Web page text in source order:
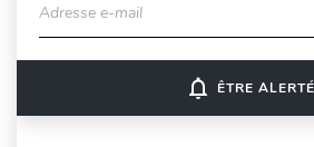
Adresse e-mail
notifications_none ÊTRE ALERTÉ